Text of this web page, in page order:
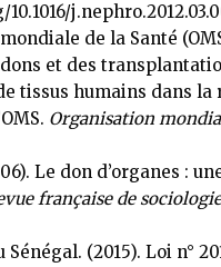
de la Santé
et des
tissus humains dans la
Organisation
Le don d’organes :
française de
(2015). Loi n°